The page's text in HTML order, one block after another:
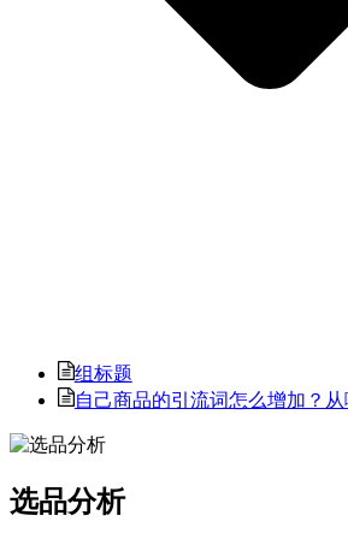
组标题
自己商品的引流词怎么增加？从
选品分析